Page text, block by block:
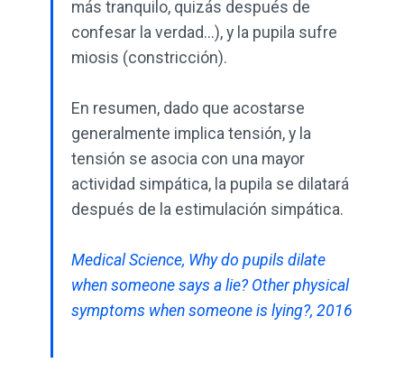
más tranquilo, quizás después de
confesar la verdad...), y la pupila sufre
miosis (constricción).
En resumen, dado que acostarse
generalmente implica tensión, y la
tensión se asocia con una mayor
actividad simpática, la pupila se dilatará
después de la estimulación simpática.
Medical Science, Why do pupils dilate
when someone says a lie? Other physical
symptoms when someone is lying?, 2016